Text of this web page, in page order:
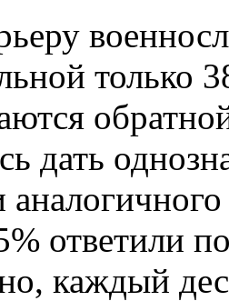
только
дать
ответили
каждый